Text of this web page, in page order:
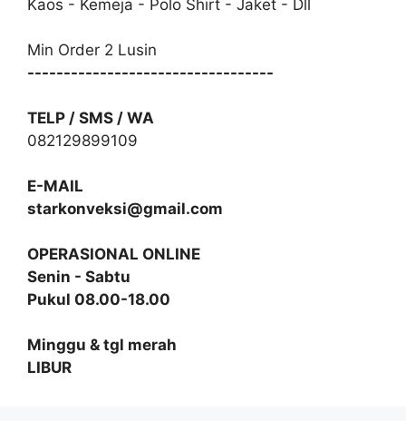
Kaos - Kemeja - Polo Shirt - Jaket - Dll
Min Order 2 Lusin
----------------------------------
TELP / SMS / WA
082129899109
E-MAIL
starkonveksi@gmail.com
OPERASIONAL ONLINE
Senin - Sabtu
Pukul 08.00-18.00
Minggu & tgl merah
LIBUR